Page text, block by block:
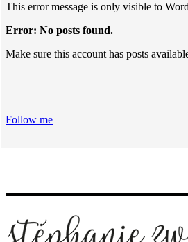
This error message is only visible to
Error: No posts found.
Make sure this account has posts
Follow me